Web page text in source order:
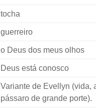
tocha
guerreiro
o Deus dos meus olhos
Deus está conosco
Variante de Evellyn (vida,
pássaro de grande porte).